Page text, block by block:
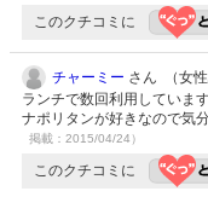
このクチコミに
チャーミー さん （女性
ランチで数回利用していま
ナポリタンが好きなので気
掲載：2015/04/24）
このクチコミに